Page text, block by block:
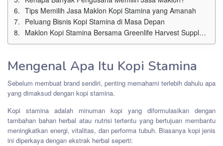
Tips Memilih Jasa Maklon Kopi Stamina yang Amanah
Peluang Bisnis Kopi Stamina di Masa Depan
Maklon Kopi Stamina Bersama Greenlife Harvest Supplement
Mengenal Apa Itu Kopi Stamina
Sebelum membuat brand sendiri, penting memahami terlebih dahulu apa
yang dimaksud dengan kopi stamina.
Kopi stamina adalah minuman kopi yang diformulasikan dengan
tambahan bahan herbal atau nutrisi tertentu yang bertujuan membantu
meningkatkan energi, vitalitas, dan performa tubuh. Biasanya kopi jenis
ini diperkaya dengan ekstrak herbal seperti: